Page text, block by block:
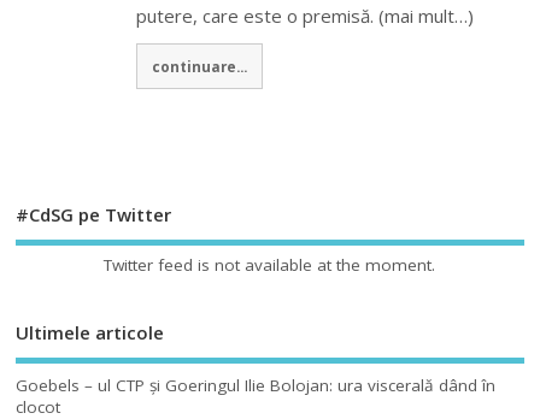
putere, care este o premisă. (mai mult…)
continuare...
#CdSG pe Twitter
Twitter feed is not available at the moment.
Ultimele articole
Goebels – ul CTP şi Goeringul Ilie Bolojan: ura viscerală dând în
clocot